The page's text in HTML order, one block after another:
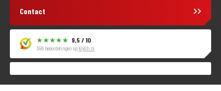
Contact
9,5 / 10
3415 beoordelingen op KiyOh.nl